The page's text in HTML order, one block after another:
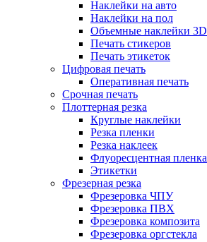
Наклейки на авто
Наклейки на пол
Объемные наклейки 3D
Печать стикеров
Печать этикеток
Цифровая печать
Оперативная печать
Срочная печать
Плоттерная резка
Круглые наклейки
Резка пленки
Резка наклеек
Флуоресцентная пленка
Этикетки
Фрезерная резка
Фрезеровка ЧПУ
Фрезеровка ПВХ
Фрезеровка композита
Фрезеровка оргстекла